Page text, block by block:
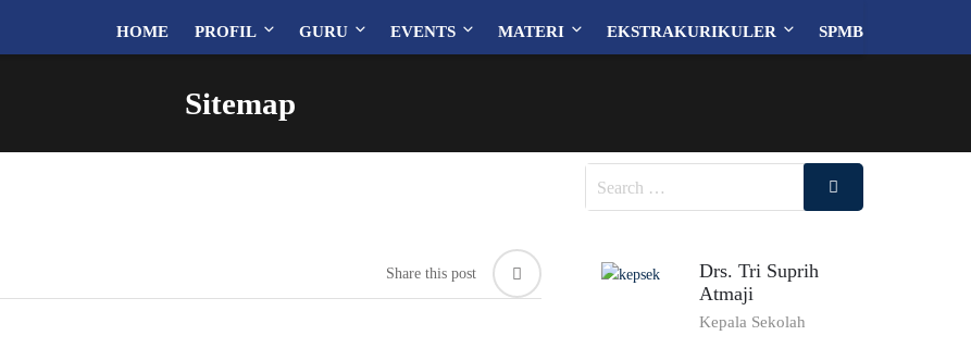
HOME PROFIL GURU EVENTS MATERI EKSTRAKURIKULER SPMB
Sitemap
Share this post
Search
Drs. Tri Suprih
Atmaji
Kepala Sekolah